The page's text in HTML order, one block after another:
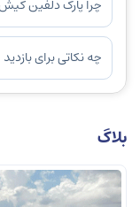
چرا پارک دلفین
جذاب است؟
چه نکاتی برای
شود؟
بلاگ